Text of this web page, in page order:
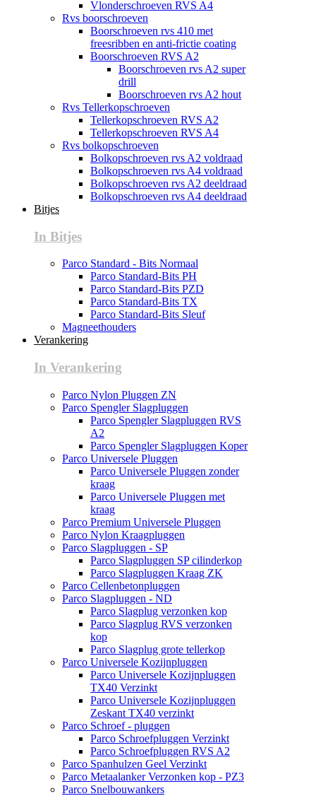
Vlonderschroeven RVS A4
Rvs boorschroeven
Boorschroeven rvs 410 met
freesribben en anti-frictie coating
Boorschroeven RVS A2
Boorschroeven rvs A2 super
drill
Boorschroeven rvs A2 hout
Rvs Tellerkopschroeven
Tellerkopschroeven RVS A2
Tellerkopschroeven RVS A4
Rvs bolkopschroeven
Bolkopschroeven rvs A2 voldraad
Bolkopschroeven rvs A4 voldraad
Bolkopschroeven rvs A2 deeldraad
Bolkopschroeven rvs A4 deeldraad
Bitjes
In Bitjes
Parco Standard - Bits Normaal
Parco Standard-Bits PH
Parco Standard-Bits PZD
Parco Standard-Bits TX
Parco Standard-Bits Sleuf
Magneethouders
Verankering
In Verankering
Parco Nylon Pluggen ZN
Parco Spengler Slagpluggen
Parco Spengler Slagpluggen RVS
A2
Parco Spengler Slagpluggen Koper
Parco Universele Pluggen
Parco Universele Pluggen zonder
kraag
Parco Universele Pluggen met
kraag
Parco Premium Universele Pluggen
Parco Nylon Kraagpluggen
Parco Slagpluggen - SP
Parco Slagpluggen SP cilinderkop
Parco Slagpluggen Kraag ZK
Parco Cellenbetonpluggen
Parco Slagpluggen - ND
Parco Slagplug verzonken kop
Parco Slagplug RVS verzonken
kop
Parco Slagplug grote tellerkop
Parco Universele Kozijnpluggen
Parco Universele Kozijnpluggen
TX40 Verzinkt
Parco Universele Kozijnpluggen
Zeskant TX40 verzinkt
Parco Schroef - pluggen
Parco Schroefpluggen Verzinkt
Parco Schroefpluggen RVS A2
Parco Spanhulzen Geel Verzinkt
Parco Metaalanker Verzonken kop - PZ3
Parco Snelbouwankers